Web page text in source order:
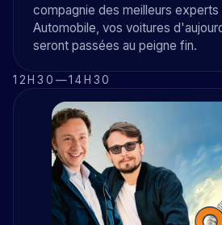
compagnie des meilleurs experts
Automobile, vos voitures
seront passées au peigne fin.
12H30 —14H30